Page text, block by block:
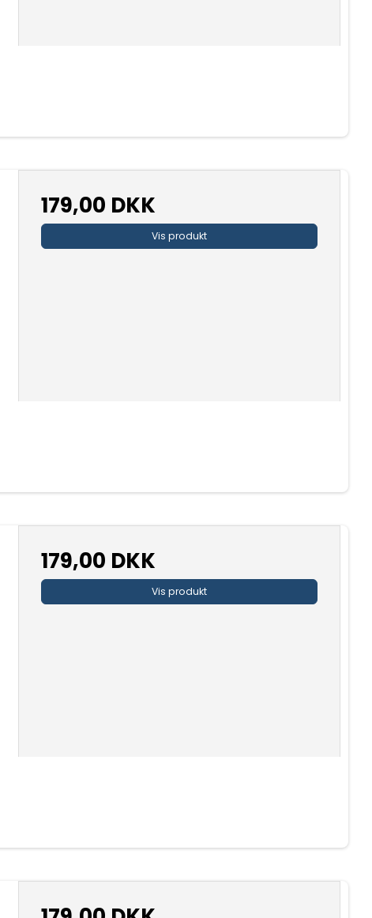
179,00 DKK
Vis produkt
179,00 DKK
Vis produkt